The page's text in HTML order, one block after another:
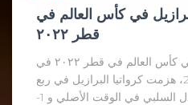
في كأس العالم في
قطر ٢٠٢٢
فوز كرواتيا على البرازيل في كأس العالم في قطر ٢٠٢٢ في
يوم الجمعة، 9 ديسمبر 2022، هزمت كرواتيا البرازيل في ربع
نهائي مونديال قطر. بعد التعادل السلبي في الوقت الأصلي و 1-